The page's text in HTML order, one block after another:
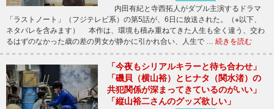
内田有紀と寺西拓人がダブル主演するドラマ
「ラストノート」（フジテレビ系）の第5話が、6日に放送された。（※以下、
ネタバレを含みます） 本作は、環境も積み重ねてきた人生も全く違う、交わ
るはずのなかった歳の差の男女が静かに引かれ合い、人生で … 続きを読む
「今夜もシリアルキラーと待ち合わせ」
「磯貝（横山裕）とヒナタ（関水渚）の
共犯関係が深まってきているのがいい」
「縦山裕二さんのグッズ欲しい」